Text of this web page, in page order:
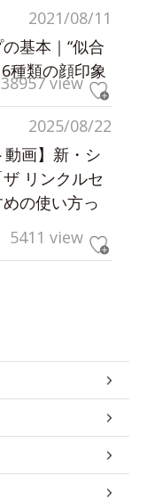
2021/08/11
基本｜“似合
種類の顔印象
view
2025/08/22
動画】新・シ
リンクルセ
の使い方っ
5411 view